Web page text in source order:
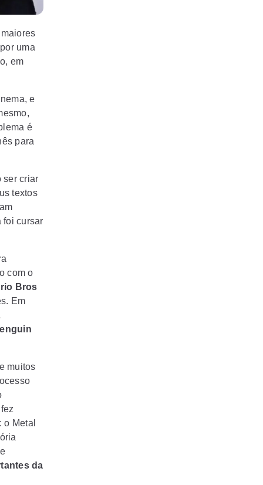
maiores
uma
em
e
é
para
ser criar
textos
foi cursar
com o
Bros
Em
muitos
o Metal
da